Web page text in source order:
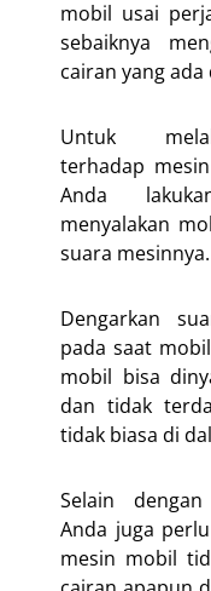
mobil usai
sebaiknya
cairan yang
Untuk
terhadap
Anda
menyalakan
suara mesinnya.
Dengarkan
pada saat
mobil bisa
dan tidak
tidak biasa di
Selain
Anda juga
mesin mobil